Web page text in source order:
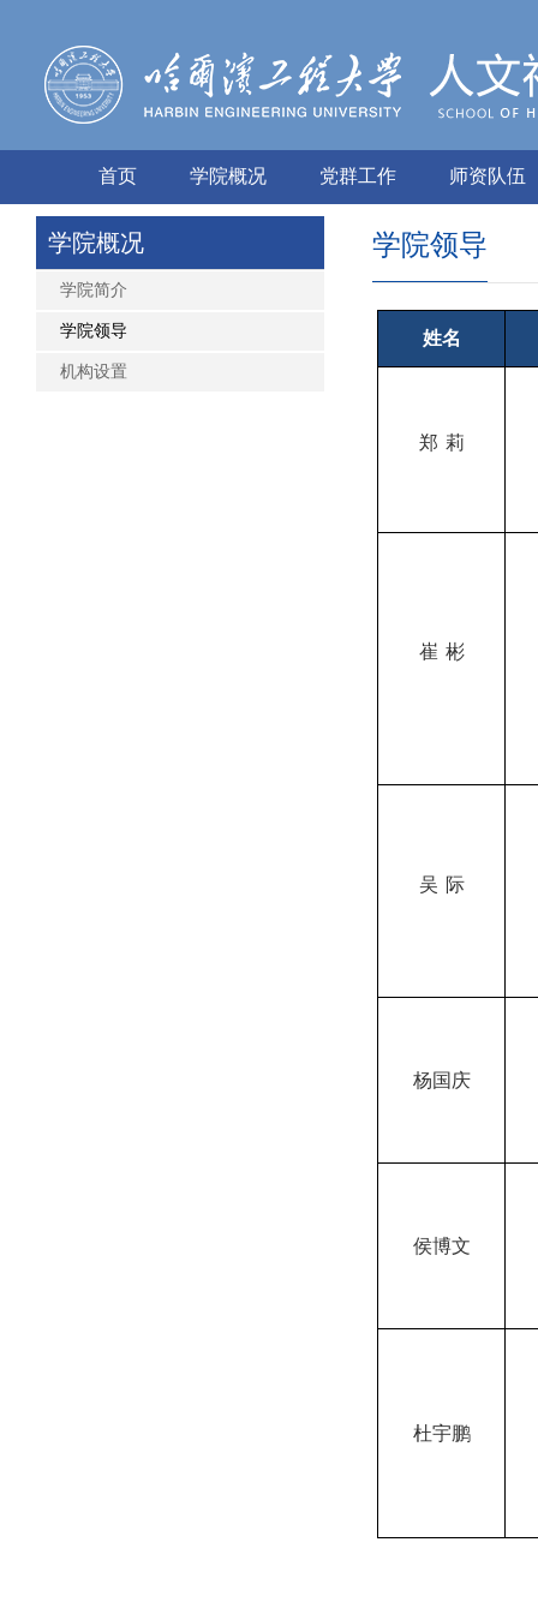
首页 学院概况 党群工作 师资队伍
学院概况
学院简介
学院领导
机构设置
学院领导
姓名
郑 莉
崔 彬
吴 际
杨国庆
侯博文
杜宇鹏